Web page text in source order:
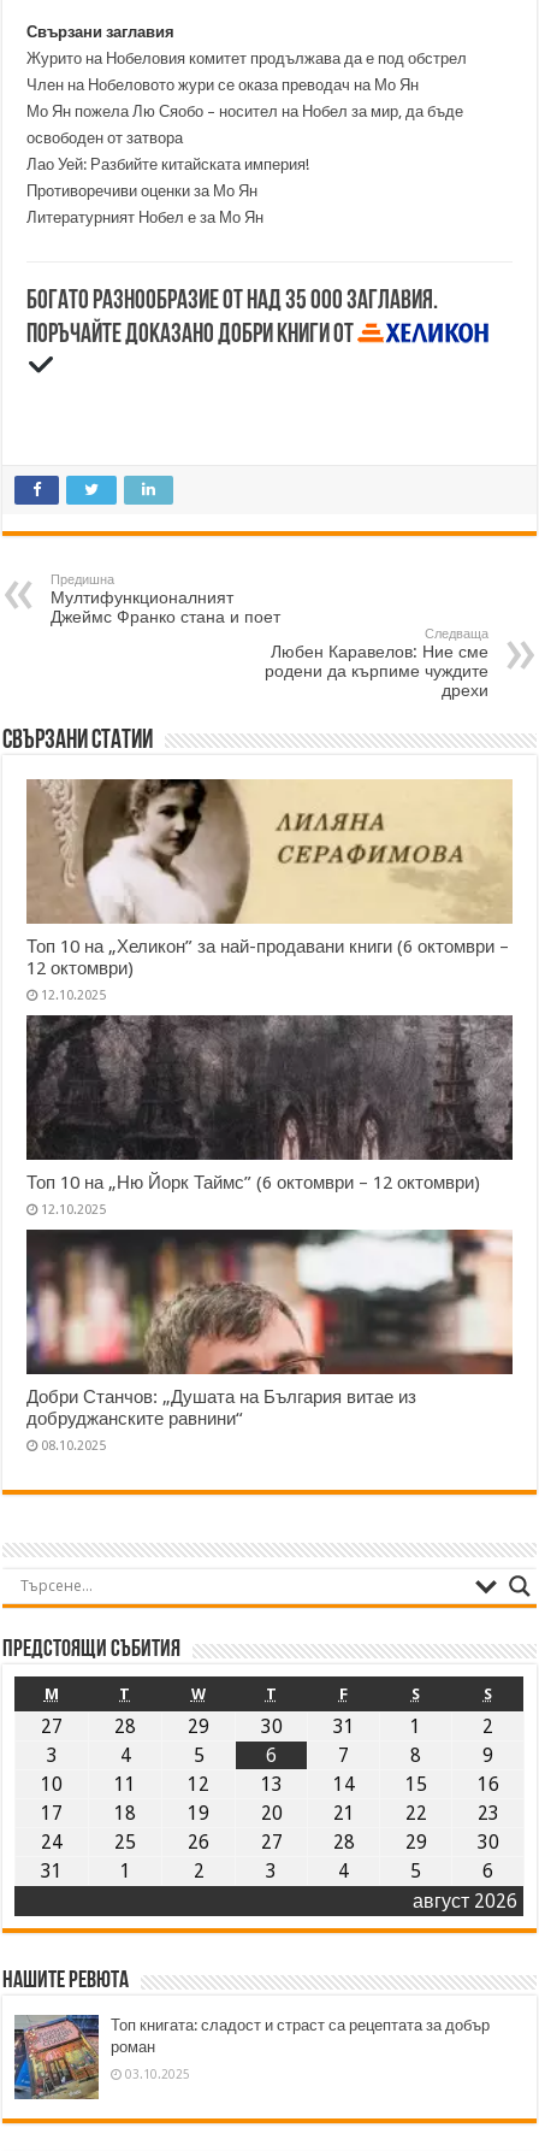
Свързани заглавия
Журито на Нобеловия комитет продължава да е под обстрел
Член на Нобеловото жури се оказа преводач на Мо Ян
Мо Ян пожела Лю Сяобо – носител на Нобел за мир, да бъде
освободен от затвора
Лао Уей: Разбийте китайската империя!
Противоречиви оценки за Мо Ян
Литературният Нобел е за Мо Ян
Богато разнообразие от над 35 000 заглавия.
Поръчайте доказано добри книги от
Предишна
Мултифункционалният
Джеймс Франко стана и поет
Следваща
Любен Каравелов: Ние сме
родени да кърпиме чуждите
дрехи
Свързани статии
Топ 10 на „Хеликон” за най-продавани книги (6 октомври –
12 октомври)
12.10.2025
Топ 10 на „Ню Йорк Таймс” (6 октомври – 12 октомври)
12.10.2025
Добри Станчов: „Душата на България витае из
добруджанските равнини“
08.10.2025
Предстоящи събития
август 2026
M T W T F S S
27 28 29 30 31 1
2
3
4 5 6 7 8
9
10
11 12 13 14 15
16
17
18 19 20 21 22
23
24
25 26 27 28 29
30
31
1 2 3 4 5 6
Нашите ревюта
Топ книгата: сладост и страст са рецептата за добър
роман
03.10.2025